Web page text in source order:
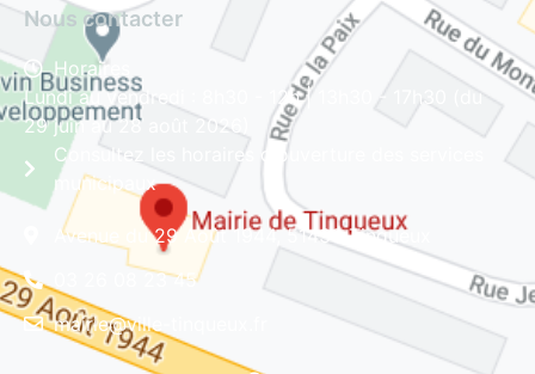
Nous contacter
Horaires
Lundi au vendredi : 8h30 - 12h | 13h30 - 17h30 (du
29 juin au 28 août 2026)
Consultez les horaires d'ouverture des services
municipaux
Avenue du 29 Août 1944, 51430 Tinqueux
03 26 08 23 45
mairie@ville-tinqueux.fr